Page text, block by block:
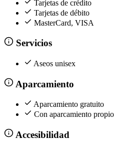
Tarjetas de crédito
Tarjetas de débito
MasterCard, VISA
Servicios
Aseos unisex
Aparcamiento
Aparcamiento gratuito
Con aparcamiento propio
Accesibilidad